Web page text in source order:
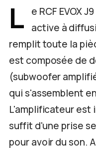
L
e RCF EVOX
active à
remplit toute la
est composée de
(subwoofer
qui s'assemblent
L'amplificateur est
suffit d'une prise
pour avoir du son.